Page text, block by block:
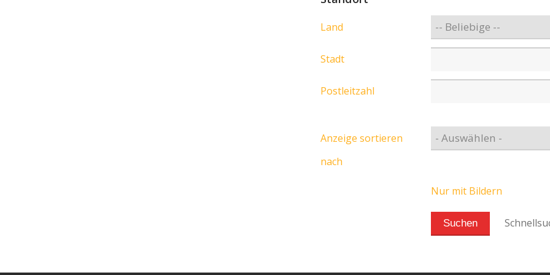
Land
Stadt
Postleitzahl
Anzeige sortieren
nach
Nur mit Bildern